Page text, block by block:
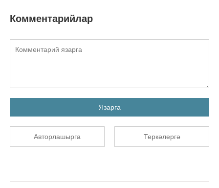
Комментарийлар
Язарга
Авторлашырга Теркәлергә